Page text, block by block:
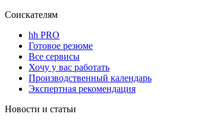
Соискателям
hh PRO
Готовое резюме
Все сервисы
Хочу у вас работать
Производственный календарь
Экспертная рекомендация
Новости и статьи